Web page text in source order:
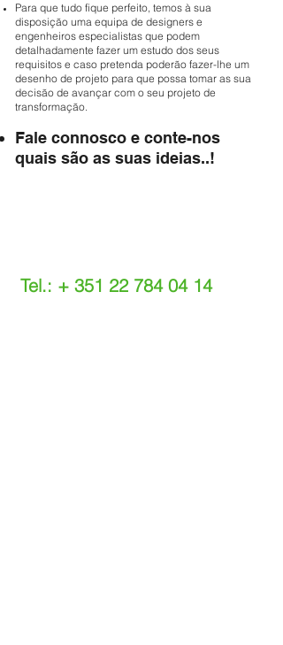
Para que tudo fique perfeito, temos à sua
disposição uma equipa de designers e
engenheiros especialistas que podem
detalhadamente fazer um estudo dos seus
requisitos e caso pretenda poderão fazer-lhe um
desenho de projeto para que possa tomar as sua
decisão de avançar com o seu projeto de
transformação.
Fale connosco e conte-nos
quais são as suas ideias..!
Tel.: + 351 22 784 04 14